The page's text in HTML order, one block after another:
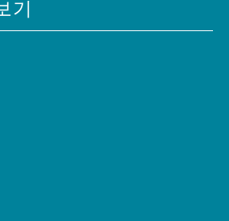
기